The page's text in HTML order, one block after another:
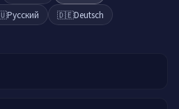
Русский 🇩🇪Deutsch